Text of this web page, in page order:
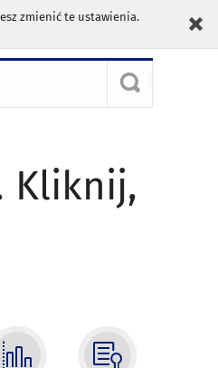
zmienić te ustawienia.
Kliknij,